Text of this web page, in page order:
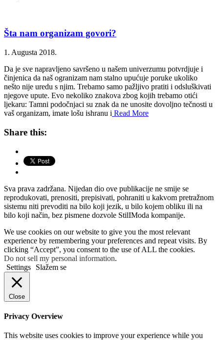
Šta nam organizam govori?
1. Augusta 2018.
Da je sve napravljeno savršeno u našem univerzumu potvrdjuje i
činjenica da naš ogranizam nam stalno upućuje poruke ukoliko
nešto nije uredu s njim. Trebamo samo pažljivo pratiti i odsluškivati
njegove upute. Evo nekoliko znakova zbog kojih trebamo otići
ljekaru: Tamni podočnjaci su znak da ne unosite dovoljno tečnosti u
vaš organizam, imate lošu ishranu i Read More
Share this:
Sva prava zadržana. Nijedan dio ove publikacije ne smije se
reprodukovati, prenositi, prepisivati, pohraniti u kakvom pretražnom
sistemu niti prevoditi na bilo koji jezik, u bilo kojem obliku ili na
bilo koji način, bez pismene dozvole StilIModa kompanije.
We use cookies on our website to give you the most relevant
experience by remembering your preferences and repeat visits. By
clicking “Accept”, you consent to the use of ALL the cookies.
Do not sell my personal information.
Settings
Slažem se
Close
Privacy Overview
This website uses cookies to improve your experience while you